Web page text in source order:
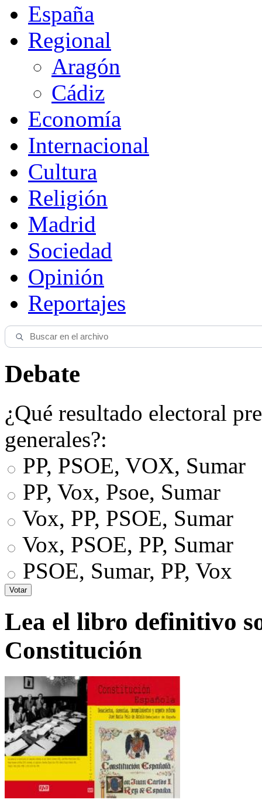
España
Regional
Aragón
Cádiz
Economía
Internacional
Cultura
Religión
Madrid
Sociedad
Opinión
Reportajes
Debate
¿Qué resultado electoral
generales?:
PP, PSOE, VOX, Sumar
PP, Vox, Psoe, Sumar
Vox, PP, PSOE, Sumar
Vox, PSOE, PP, Sumar
PSOE, Sumar, PP, Vox
Lea el libro definitivo
Constitución